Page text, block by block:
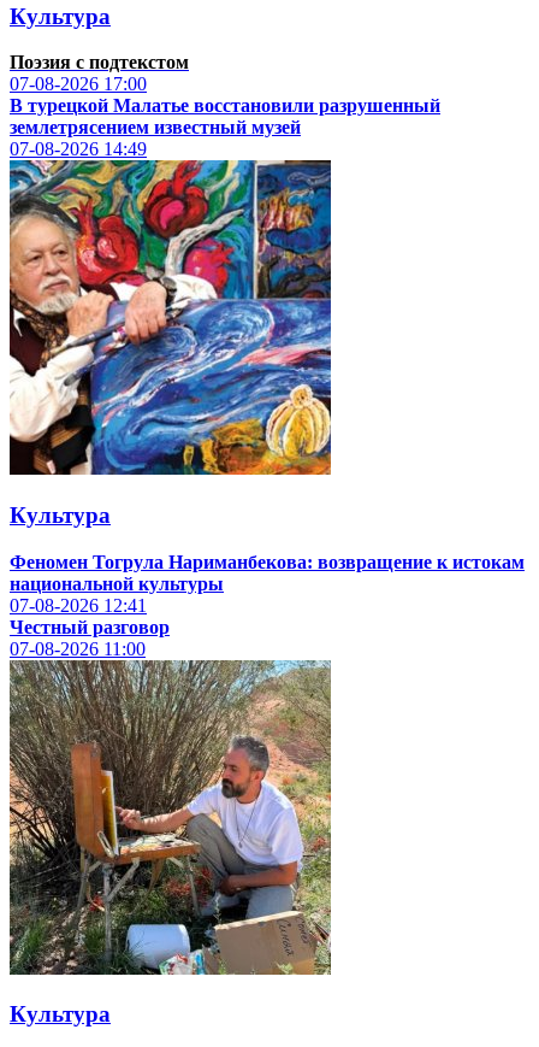
Культура
Поэзия с подтекстом
07-08-2026 17:00
В турецкой Малатье восстановили разрушенный
землетрясением известный музей
07-08-2026 14:49
Культура
Феномен Тогрула Нариманбекова: возвращение к истокам
национальной культуры
07-08-2026 12:41
Честный разговор
07-08-2026 11:00
Культура